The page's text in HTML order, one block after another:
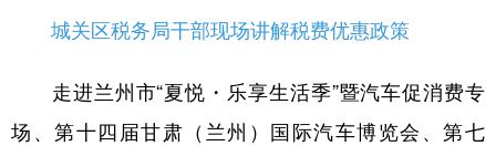
城关区税务局干部现场讲解税费优惠政策
走进兰州市“夏悦・乐享生活季”暨汽车促消费专
场、第十四届甘肃（兰州）国际汽车博览会、第七